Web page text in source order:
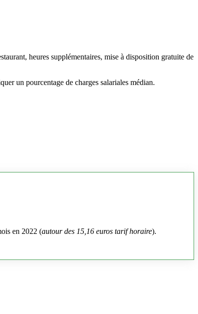
heures supplémentaires, mise à disposition gratuite de
un pourcentage de charges salariales médian.
en 2022 (autour des 15,16 euros tarif horaire).